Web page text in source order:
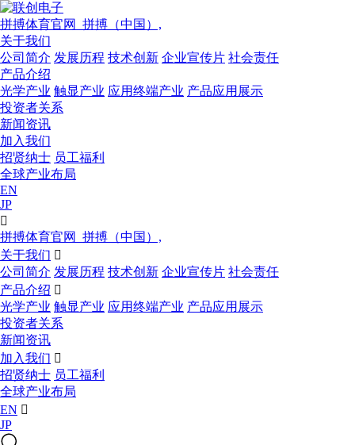
拼搏体育官网_拼搏（中国）,
关于我们
公司简介 发展历程 技术创新 企业宣传片 社会责任
产品介绍
光学产业 触显产业 应用终端产业 产品应用展示
投资者关系
新闻资讯
加入我们
招贤纳士 员工福利
全球产业布局
EN
JP

拼搏体育官网_拼搏（中国）,
关于我们 
公司简介 发展历程 技术创新 企业宣传片 社会责任
产品介绍 
光学产业 触显产业 应用终端产业 产品应用展示
投资者关系
新闻资讯
加入我们 
招贤纳士 员工福利
全球产业布局
EN 
JP